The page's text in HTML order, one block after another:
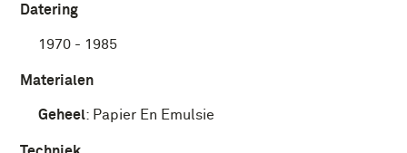
Datering
1970 - 1985
Materialen
Geheel: Papier En Emulsie